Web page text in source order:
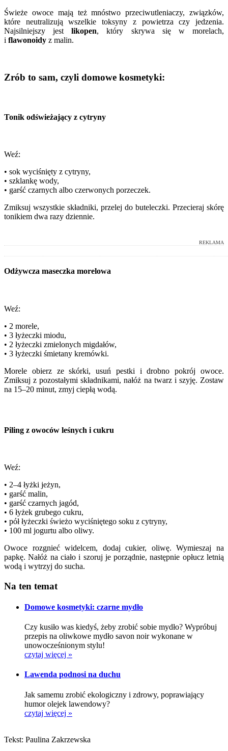
Świeże owoce mają też mnóstwo przeciwutleniaczy, związków,
które neutralizują wszelkie toksyny z powietrza czy jedzenia.
Najsilniejszy jest likopen, który skrywa się w morelach,
i flawonoidy z malin.
Zrób to sam, czyli domowe kosmetyki:
Tonik odświeżający z cytryny
Weź:
• sok wyciśnięty z cytryny,
• szklankę wody,
• garść czarnych albo czerwonych porzeczek.
Zmiksuj wszystkie składniki, przelej do buteleczki. Przecieraj skórę
tonikiem dwa razy dziennie.
REKLAMA
Odżywcza maseczka morelowa
Weź:
• 2 morele,
• 3 łyżeczki miodu,
• 2 łyżeczki zmielonych migdałów,
• 3 łyżeczki śmietany kremówki.
Morele obierz ze skórki, usuń pestki i drobno pokrój owoce.
Zmiksuj z pozostałymi składnikami, nałóż na twarz i szyję. Zostaw
na 15–20 minut, zmyj ciepłą wodą.
Piling z owoców leśnych i cukru
Weź:
• 2–4 łyżki jeżyn,
• garść malin,
• garść czarnych jagód,
• 6 łyżek grubego cukru,
• pół łyżeczki świeżo wyciśniętego soku z cytryny,
• 100 ml jogurtu albo oliwy.
Owoce rozgnieć widelcem, dodaj cukier, oliwę. Wymieszaj na
papkę. Nałóż na ciało i szoruj je porządnie, następnie opłucz letnią
wodą i wytrzyj do sucha.
Na ten temat
Domowe kosmetyki: czarne mydło
Czy kusiło was kiedyś, żeby zrobić sobie mydło? Wypróbuj
przepis na oliwkowe mydło savon noir wykonane w
unowocześnionym stylu!
czytaj więcej »
Lawenda podnosi na duchu
Jak samemu zrobić ekologiczny i zdrowy, poprawiający
humor olejek lawendowy?
czytaj więcej »
Tekst: Paulina Zakrzewska